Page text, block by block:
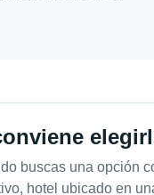
buscas una opción
hotel ubicado en